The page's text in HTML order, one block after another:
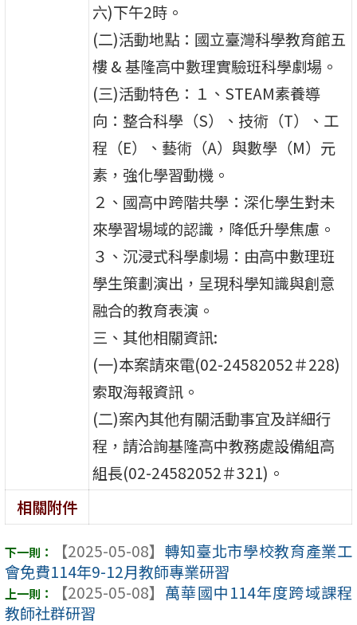
六)下午2時。
(二)活動地點：國立臺灣科學教育館五
樓 & 基隆高中數理實驗班科學劇場。
(三)活動特色：１、STEAM素養導
向：整合科學（S）、技術（T）、工
程（E）、藝術（A）與數學（M）元
素，強化學習動機。
２、國高中跨階共學：深化學生對未
來學習場域的認識，降低升學焦慮。
３、沉浸式科學劇場：由高中數理班
學生策劃演出，呈現科學知識與創意
融合的教育表演。
三、其他相關資訊:
(一)本案請來電(02-24582052＃228)
索取海報資訊。
(二)案內其他有關活動事宜及詳細行
程，請洽詢基隆高中教務處設備組高
組長(02-24582052＃321)。
相關附件
【2025-05-08】 轉知臺北市學校教育產業工
會免費114年9-12月教師專業研習
【2025-05-08】 萬華國中114年度跨域課程
教師社群研習